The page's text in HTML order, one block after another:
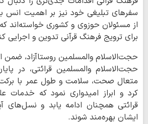
سفرهای تبلیغی خود نیز بر اهمیت انس
از مسئولان حوزوی و کشوری خواسته‌اند
برای ترویج فرهنگ قرآنی تدوین و اجرایی
حجت‌الاسلام والمسلمین روستاآزاد، ضمن
حجت‌الاسلام والمسلمین قرائتی، در
متعال صحت، سلامت و طول عمر با
کرد و ابراز امیدواری نمود که خدمات
قرائتی همچنان ادامه یابد و نسل‌های
ایشان بهره‌مند شوند.